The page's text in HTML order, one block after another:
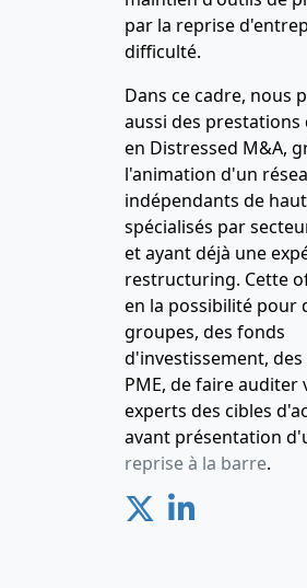
par la reprise
difficulté.
Dans ce cadre, nous
aussi des prestations
en Distressed M&A,
l'animation d'un
indépendants de
spécialisés par
et ayant déjà une
restructuring. Cette
en la possibilité pour
groupes, des fonds
d'investissement, des
PME, de faire auditer
experts des cibles
avant présentation
reprise à la barre.